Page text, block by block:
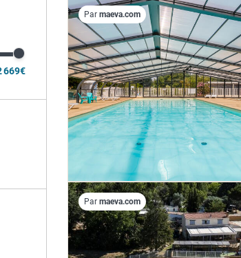
669€
Par maeva.com
Par maeva.com